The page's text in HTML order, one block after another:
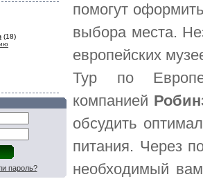
(18)
пароль?
помогут
выбора места.
европейских
Тур по
компанией
обсудить
питания. Через
необходимый